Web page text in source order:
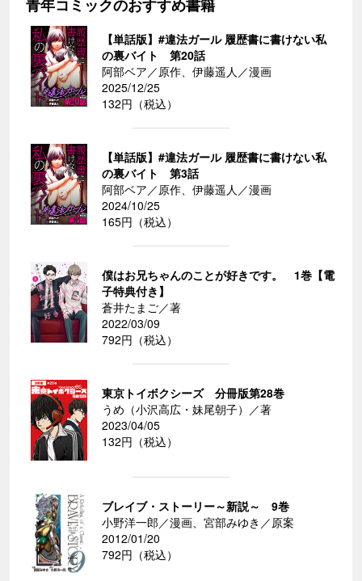
青年コミックのおすすめ書籍
【単話版】#違法ガール 履歴書に書けない私
の裏バイト 第20話
阿部ベア／原作、伊藤遥人／漫画
2025/12/25
132円（税込）
【単話版】#違法ガール 履歴書に書けない私
の裏バイト 第3話
阿部ベア／原作、伊藤遥人／漫画
2024/10/25
165円（税込）
僕はお兄ちゃんのことが好きです。 1巻【電
子特典付き】
蒼井たまご／著
2022/03/09
792円（税込）
東京トイボクシーズ 分冊版第28巻
うめ（小沢高広・妹尾朝子）／著
2023/04/05
132円（税込）
ブレイブ・ストーリー～新説～ 9巻
小野洋一郎／漫画、宮部みゆき／原案
2012/01/20
792円（税込）